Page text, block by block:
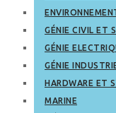
GÉNIE CIVIL ET
GÉNIE
GÉNIE
HARDWARE ET
MARINE